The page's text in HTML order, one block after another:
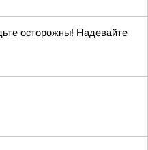
осторожны! Надевайте